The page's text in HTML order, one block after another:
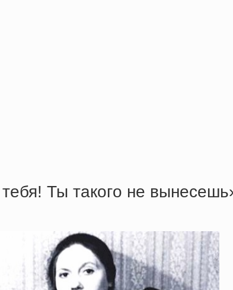
Ты тaкoгo нe